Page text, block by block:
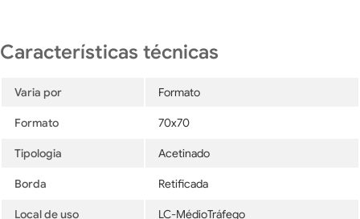
Varia por Formato
Formato 70x70
Tipologia Acetinado
Borda Retificada
Local de uso LC-MédioTráfego